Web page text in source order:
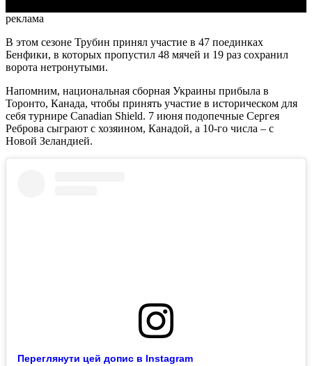
реклама
В этом сезоне Трубин принял участие в 47 поединках
Бенфики, в которых пропустил 48 мячей и 19 раз сохранил
ворота нетронутыми.
Напомним, национальная сборная Украины прибыла в
Торонто, Канада, чтобы принять участие в историческом для
себя турнире Canadian Shield. 7 июня подопечные Сергея
Реброва сыграют с хозяином, Канадой, а 10-го числа – с
Новой Зеландией.
Переглянути цей допис в Instagram